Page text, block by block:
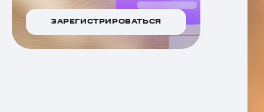
ЗАРЕГИСТРИРОВАТЬСЯ